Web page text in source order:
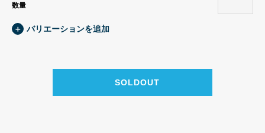
数量
＋ バリエーションを追加